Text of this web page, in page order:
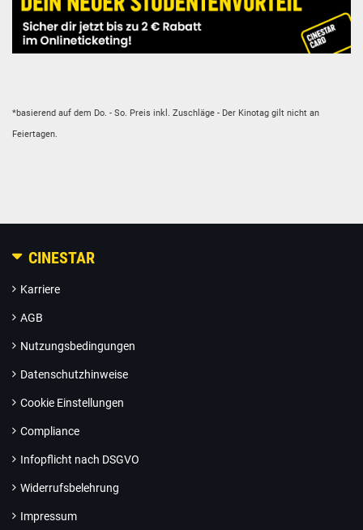
*basierend auf dem Do. - So. Preis inkl. Zuschläge - Der Kinotag gilt nicht an
Feiertagen.
CINESTAR
Karriere
AGB
Nutzungsbedingungen
Datenschutzhinweise
Cookie Einstellungen
Compliance
Infopflicht nach DSGVO
Widerrufsbelehrung
Impressum